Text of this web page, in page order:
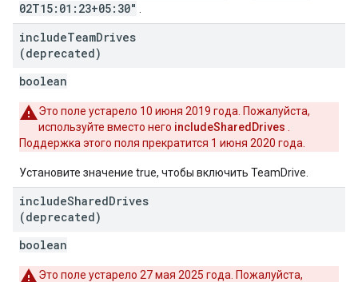
02T15:01:23+05:30"
includeTeamDrives
(deprecated)
boolean
Это поле устарело 10 июня 2019 года. Пожалуйста,
используйте вместо него includeSharedDrives
Поддержка этого поля прекратится 1 июня 2020 года.
Установите значение true, чтобы включить TeamDrive.
includeSharedDrives
(deprecated)
boolean
Это поле устарело 27 мая 2025 года. Пожалуйста,